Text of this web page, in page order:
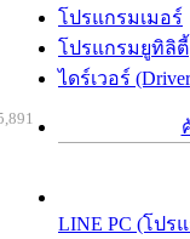
โปรแกรมเมอร์
โปรแกรมยูทิลิตี้
ไดร์เวอร์
LINE PC (โปร